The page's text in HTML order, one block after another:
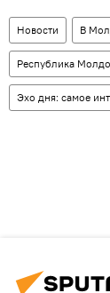
Новости В
Республика
Эхо дня: самое